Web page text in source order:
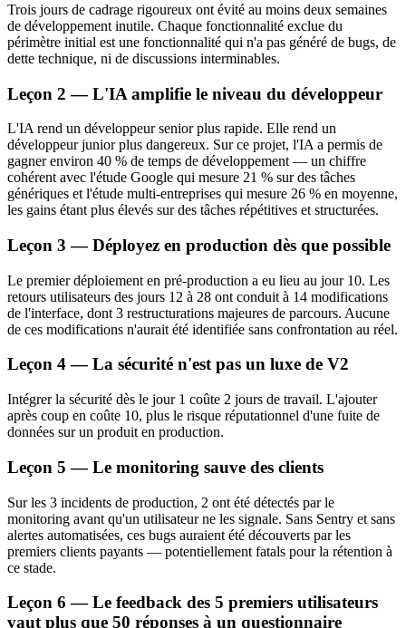
Trois jours de cadrage rigoureux ont évité au moins deux semaines
de développement inutile. Chaque fonctionnalité exclue du
périmètre initial est une fonctionnalité qui n'a pas généré de bugs, de
dette technique, ni de discussions interminables.
Leçon 2 — L'IA amplifie le niveau du développeur
L'IA rend un développeur senior plus rapide. Elle rend un
développeur junior plus dangereux. Sur ce projet, l'IA a permis de
gagner environ 40 % de temps de développement — un chiffre
cohérent avec l'étude Google qui mesure 21 % sur des tâches
génériques et l'étude multi-entreprises qui mesure 26 % en moyenne,
les gains étant plus élevés sur des tâches répétitives et structurées.
Leçon 3 — Déployez en production dès que possible
Le premier déploiement en pré-production a eu lieu au jour 10. Les
retours utilisateurs des jours 12 à 28 ont conduit à 14 modifications
de l'interface, dont 3 restructurations majeures de parcours. Aucune
de ces modifications n'aurait été identifiée sans confrontation au réel.
Leçon 4 — La sécurité n'est pas un luxe de V2
Intégrer la sécurité dès le jour 1 coûte 2 jours de travail. L'ajouter
après coup en coûte 10, plus le risque réputationnel d'une fuite de
données sur un produit en production.
Leçon 5 — Le monitoring sauve des clients
Sur les 3 incidents de production, 2 ont été détectés par le
monitoring avant qu'un utilisateur ne les signale. Sans Sentry et sans
alertes automatisées, ces bugs auraient été découverts par les
premiers clients payants — potentiellement fatals pour la rétention à
ce stade.
Leçon 6 — Le feedback des 5 premiers utilisateurs
vaut plus que 50 réponses à un questionnaire